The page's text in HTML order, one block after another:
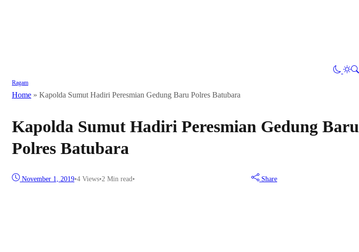
Ragam
Home » Kapolda Sumut Hadiri Peresmian Gedung Baru Polres Batubara
Kapolda Sumut Hadiri Peresmian Gedung Baru
Polres Batubara
November 1, 2019•4 Views•2 Min read• Share